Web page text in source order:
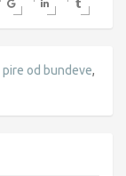
pire od bundeve,